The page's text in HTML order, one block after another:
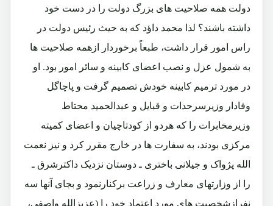
دولت همه صلاحیت های بزرگ دولت را در دست خود
داشته باشند؟ لذا محمد داؤد که به حیث رئیس دولت در
راس امور قرار داشت، طبعاً برخوردار ازهمه صلاحیت ها
به شمول عزل و نصب اعضای کابینه و سائر امور بود. او
در مورد ترمیم کابینه خودش تصمیم گرفت و پاچاگل
وفادار وزیرسرحدات و قبایل و عبدالحمید محتاط
وزیرمخابرات را که هردو از کودتاچیان و اعضای کمیته
مرکزی بودند، به سفارت ها در خارج مقرر کرد و نیز نعمت
الله پژواک و جیلانی باختری ـ دوستان نزدیک داکترشرق ـ
را از وزارتهای معارف و زراعت برکنارنمود و بجای آنها سه
نفرازشخصیت های مورد اعتماد خود را (عزیزالله واصفی،